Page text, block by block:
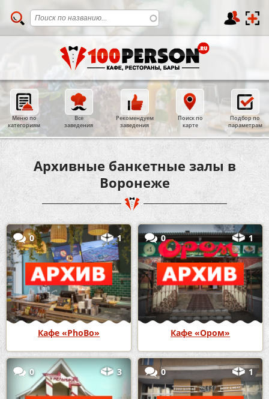
Меню по
категориям
Все
заведения
Рекомендуем
заведения
Поиск по
карте
Подбор по
параметрам
Архивные банкетные залы в
Воронеже
0 1
Кафе «PhoBo»
0 1
Кафе «Ором»
0 3 0 1